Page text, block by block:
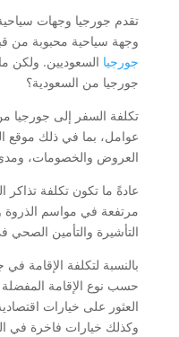
تقدم جورجيا وجهات سياحية
وجهة سياحية محبوبة من
جورجيا السعوديين. ولكن
جورجيا من السعودية؟
تكلفة السفر إلى جورجيا
عوامل، بما في ذلك موقع
العروض والخصومات،
عادةً ما تكون تكلفة تذاكر
مرتفعة في مواسم
التأشيرة والتأمين الصحي
بالنسبة لتكلفة الإقامة
حسب نوع الإقامة
العثور على خيارات
وكذلك خيارات فاخرة في